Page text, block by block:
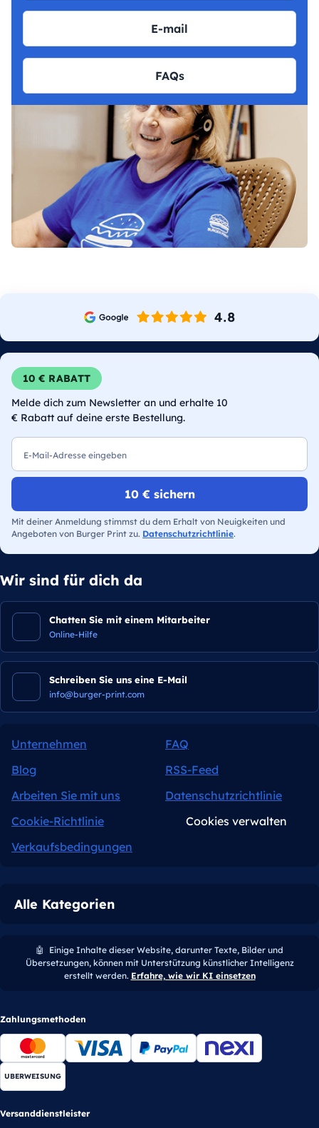
E-mail
FAQs
10 € RABATT
Melde dich zum Newsletter an und erhalte 10
€ Rabatt auf deine erste Bestellung.
10 € sichern
Mit deiner Anmeldung stimmst du dem Erhalt von Neuigkeiten und
Angeboten von Burger Print zu. Datenschutzrichtlinie.
Wir sind für dich da
Chatten Sie mit einem Mitarbeiter
Online-Hilfe
Schreiben Sie uns eine E-Mail
info@burger-print.com
Unternehmen
FAQ
Blog
RSS-Feed
Arbeiten Sie mit uns
Datenschutzrichtlinie
Cookie-Richtlinie
Cookies verwalten
Verkaufsbedingungen
Alle Kategorien
🤖
Einige Inhalte dieser Website, darunter Texte, Bilder und
Übersetzungen, können mit Unterstützung künstlicher Intelligenz
erstellt werden. Erfahre, wie wir KI einsetzen
Zahlungsmethoden
UBERWEISUNG
Versanddienstleister